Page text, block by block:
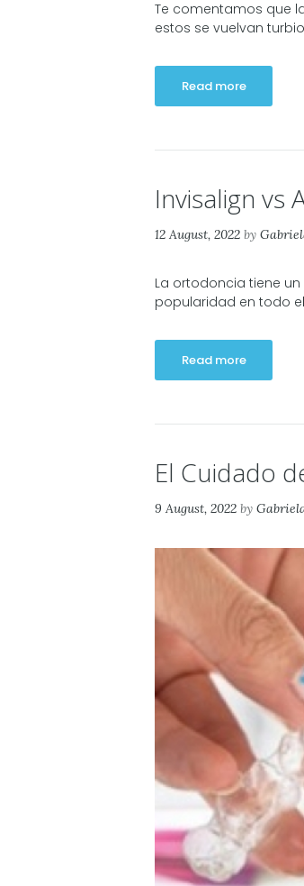
Te comentamos que
estos se vuelvan
Read more
Invisalign vs
12 August, 2022 by
La ortodoncia tiene
popularidad en todo
Read more
El Cuidado
9 August, 2022 by